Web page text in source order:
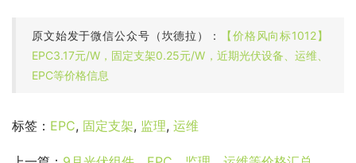
原文始发于微信公众号（坎德拉）：
【价格风向标1012】
EPC3.17元/W，固定支架0.25元/W，近期光伏设备、运维、
EPC等价格信息
标签： EPC, 固定支架, 监理, 运维